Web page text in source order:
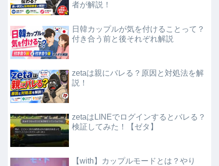
者が解説！
日韓カップルが気を付けることって？
付き合う前と後それぞれ解説
zetaは親にバレる？原因と対処法を解
説！
zetaはLINEでログインするとバレる？
検証してみた！【ゼタ】
【with】カップルモードとは？やり